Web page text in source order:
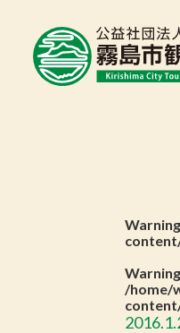
Warning
Warning
/home/